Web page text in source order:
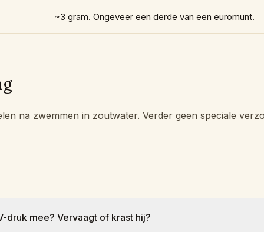
~3 gram. Ongeveer een derde van een euromunt.
na zwemmen in zoutwater. Verder geen speciale
druk mee? Vervaagt of krast hij?